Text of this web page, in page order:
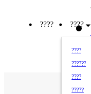
???? ????
????
??????
????
?????